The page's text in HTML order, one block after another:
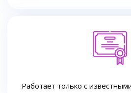
Работает только с